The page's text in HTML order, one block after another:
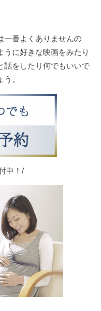
一番よくありませんの
うに好きな映画をみたり
話をしたり何でもいいで
。
中！/